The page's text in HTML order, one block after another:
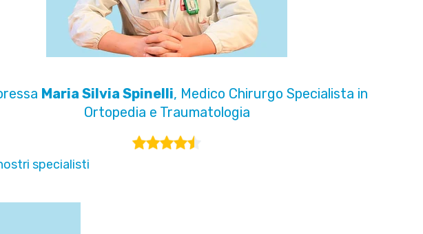
Maria Silvia Spinelli, Medico Chirurgo Specialista in
Ortopedia e Traumatologia
specialisti